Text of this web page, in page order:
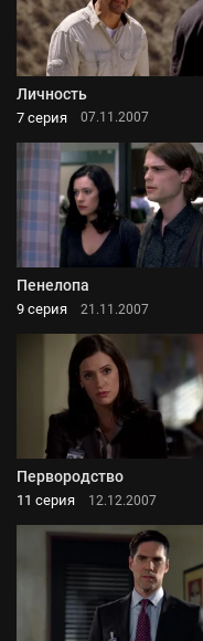
Личность
7 серия 07.11.2007
Пенелопа
9 серия 21.11.2007
Первородство
11 серия 12.12.2007